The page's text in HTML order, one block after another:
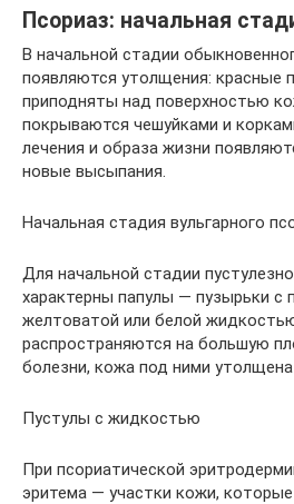
Псориаз: начальная
В начальной стадии
появляются утолщения: красные
приподняты над поверхностью
покрываются чешуйками и
лечения и образа жизни
новые высыпания.
Начальная стадия вульгарного
Для начальной стадии
характерны папулы — пузырьки с
желтоватой или белой
распространяются на большую
болезни, кожа под ними утолщена
Пустулы с жидкостью
При псориатической
эритема — участки кожи,